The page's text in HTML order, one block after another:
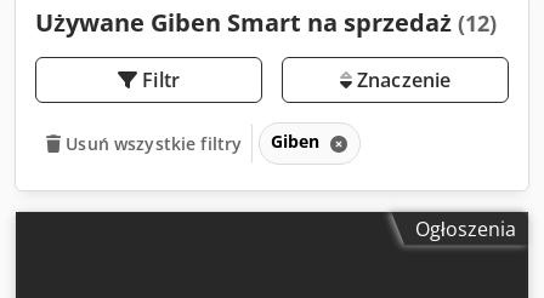
Używane Giben Smart na sprzedaż (12)
Filtr Znaczenie
Usuń wszystkie filtry Giben
Ogłoszenia